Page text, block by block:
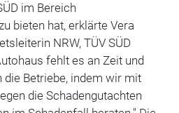
im Bereich
bieten hat, erklärte Vera
NRW, TÜV SÜD
fehlt es an Zeit und
die Betriebe, indem wir mit
die Schadengutachten